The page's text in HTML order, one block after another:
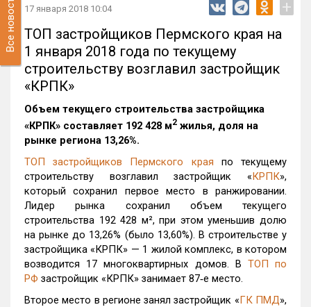
Все новости 17 января 2018 10:04 +
ТОП застройщиков Пермского края на
1 января 2018 года по текущему
строительству возглавил застройщик
«КРПК»
Объем текущего строительства застройщика
«КРПК» составляет 192 428 м2 жилья, доля на
рынке региона 13,26%.
ТОП застройщиков Пермского края по текущему
строительству возглавил застройщик «КРПК»,
который сохранил первое место в ранжировании.
Лидер рынка сохранил объем текущего
строительства 192 428 м², при этом уменьшив долю
на рынке до 13,26% (было 13,60%). В строительстве у
застройщика «КРПК» — 1 жилой комплекс, в котором
возводится 17 многоквартирных домов. В ТОП по
РФ застройщик «КРПК» занимает 87‑е место.
Второе место в регионе занял застройщик «ГК ПМД»,